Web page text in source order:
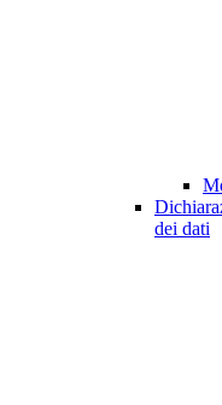
dei dati